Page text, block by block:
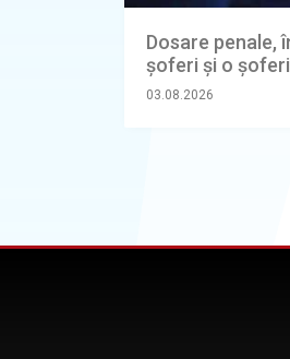
Dosare penale,
șoferi și o
03.08.2026